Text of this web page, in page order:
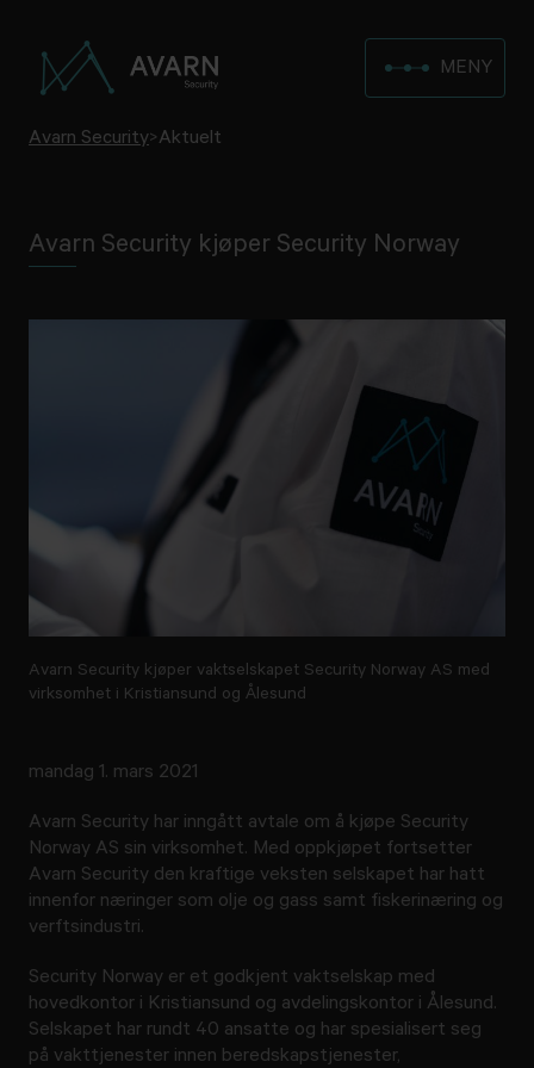
MENY
Avarn Security>Aktuelt
Avarn Security kjøper Security Norway
Avarn Security kjøper vaktselskapet Security Norway AS med
virksomhet i Kristiansund og Ålesund
mandag 1. mars 2021
Avarn Security har inngått avtale om å kjøpe Security
Norway AS sin virksomhet. Med oppkjøpet fortsetter
Avarn Security den kraftige veksten selskapet har hatt
innenfor næringer som olje og gass samt fiskerinæring og
verftsindustri.
Security Norway er et godkjent vaktselskap med
hovedkontor i Kristiansund og avdelingskontor i Ålesund.
Selskapet har rundt 40 ansatte og har spesialisert seg
på vakttjenester innen beredskapstjenester,